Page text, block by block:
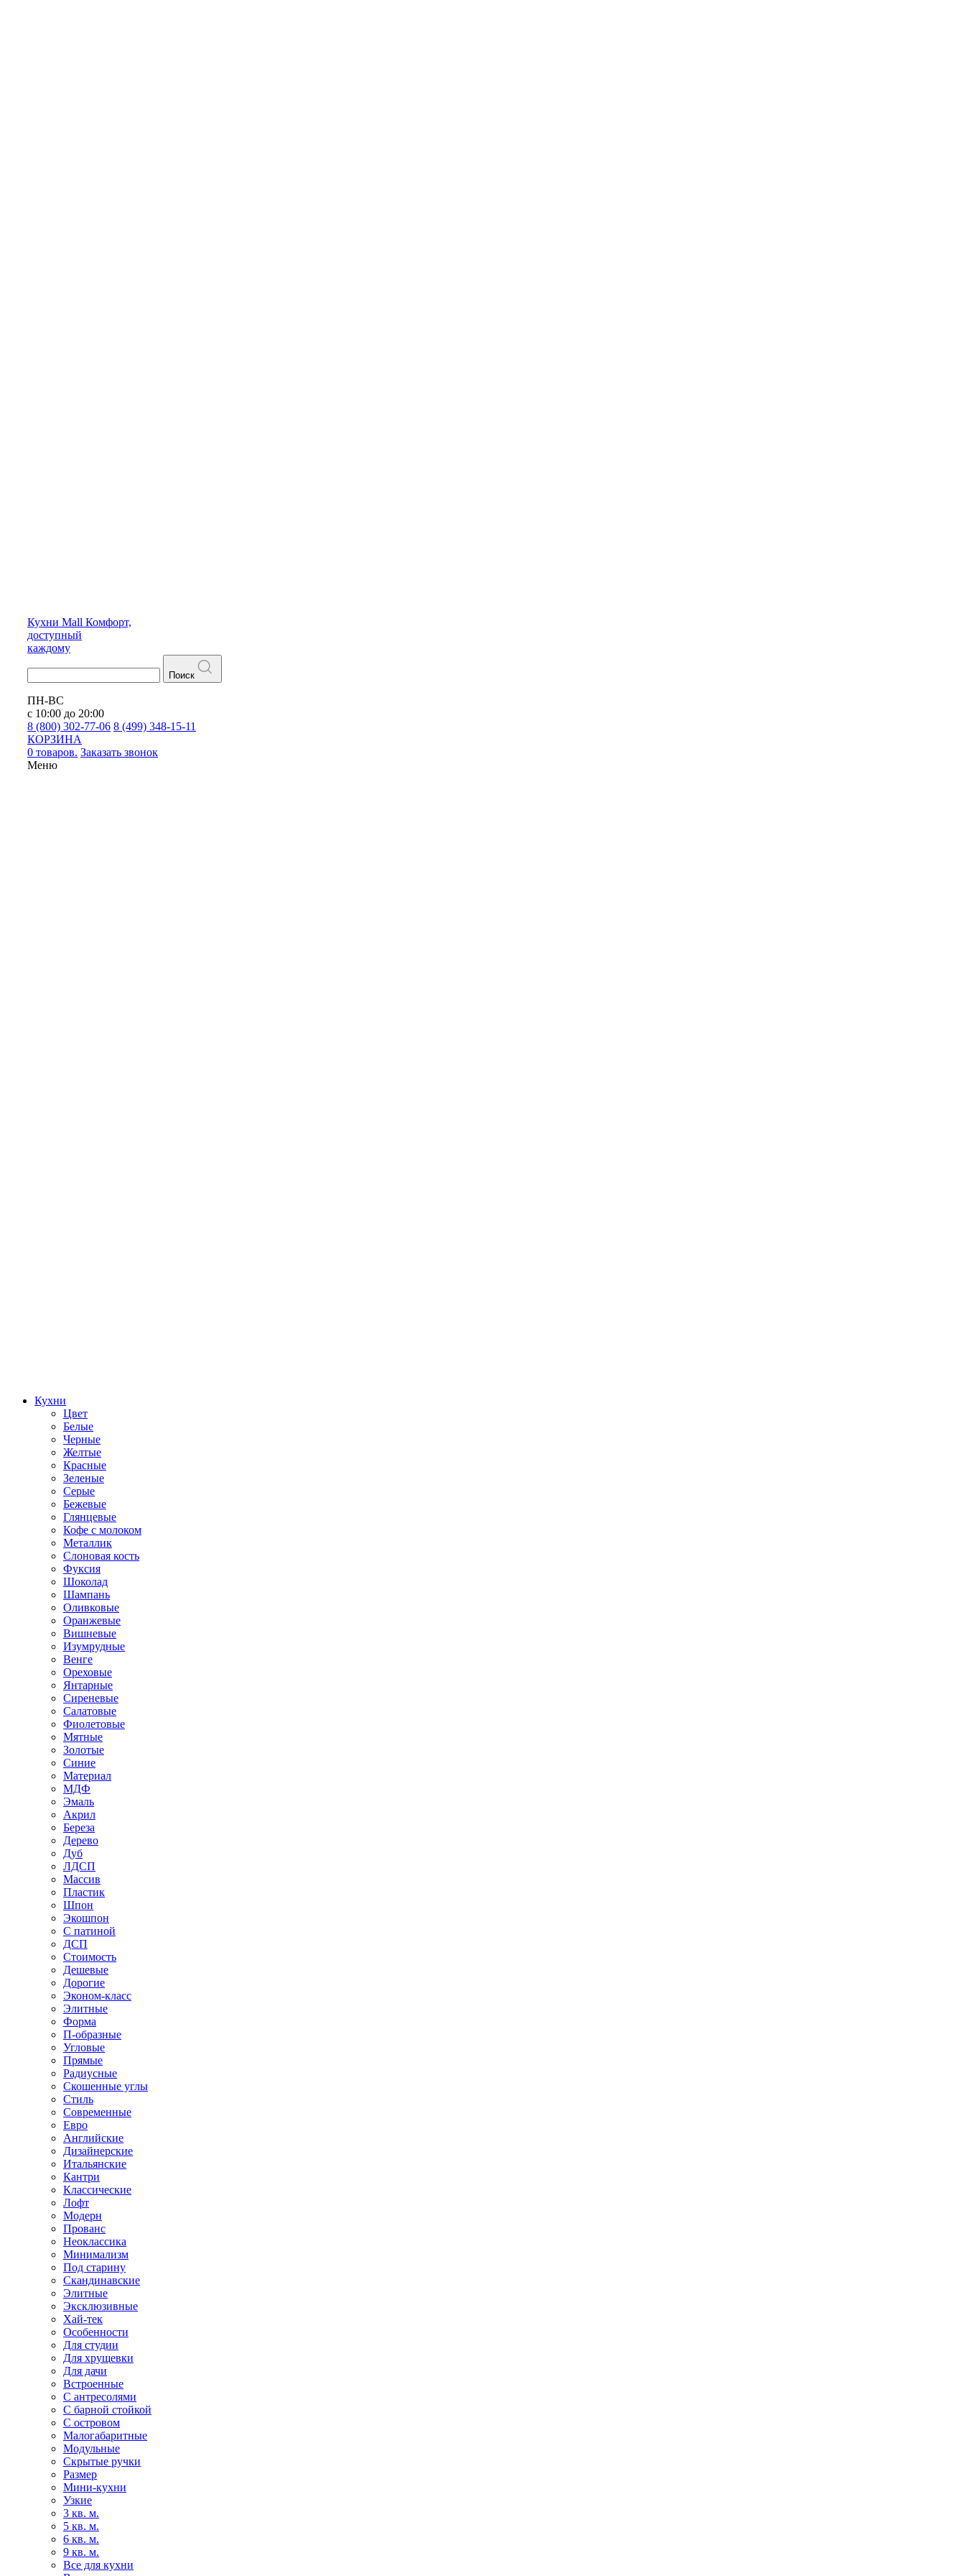
Кухни Mall Комфорт,
доступный
каждому
Поиск
ПН-ВС
с 10:00 до 20:00
8 (800) 302-77-06 8 (499) 348-15-11
КОРЗИНА
0 товаров. Заказать звонок
Меню
Кухни
Цвет
Белые
Черные
Желтые
Красные
Зеленые
Серые
Бежевые
Глянцевые
Кофе с молоком
Металлик
Слоновая кость
Фуксия
Шоколад
Шампань
Оливковые
Оранжевые
Вишневые
Изумрудные
Венге
Ореховые
Янтарные
Сиреневые
Салатовые
Фиолетовые
Мятные
Золотые
Синие
Материал
МДФ
Эмаль
Акрил
Береза
Дерево
Дуб
ЛДСП
Массив
Пластик
Шпон
Экошпон
С патиной
ДСП
Стоимость
Дешевые
Дорогие
Эконом-класс
Элитные
Форма
П-образные
Угловые
Прямые
Радиусные
Скошенные углы
Стиль
Современные
Евро
Английские
Дизайнерские
Итальянские
Кантри
Классические
Лофт
Модерн
Прованс
Неоклассика
Минимализм
Под старину
Скандинавские
Элитные
Эксклюзивные
Хай-тек
Особенности
Для студии
Для хрущевки
Для дачи
Встроенные
С антресолями
С барной стойкой
С островом
Малогабаритные
Модульные
Скрытые ручки
Размер
Мини-кухни
Узкие
3 кв. м.
5 кв. м.
6 кв. м.
9 кв. м.
Все для кухни